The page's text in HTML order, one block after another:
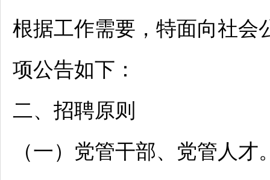
根据工作需要，特面向社会
项公告如下：
二、 招聘原则
（一）党管干部、党管人才